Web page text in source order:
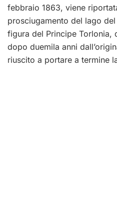
febbraio 1863, viene
prosciugamento del lago
figura del Principe Torlonia,
dopo duemila anni
riuscito a portare a termine